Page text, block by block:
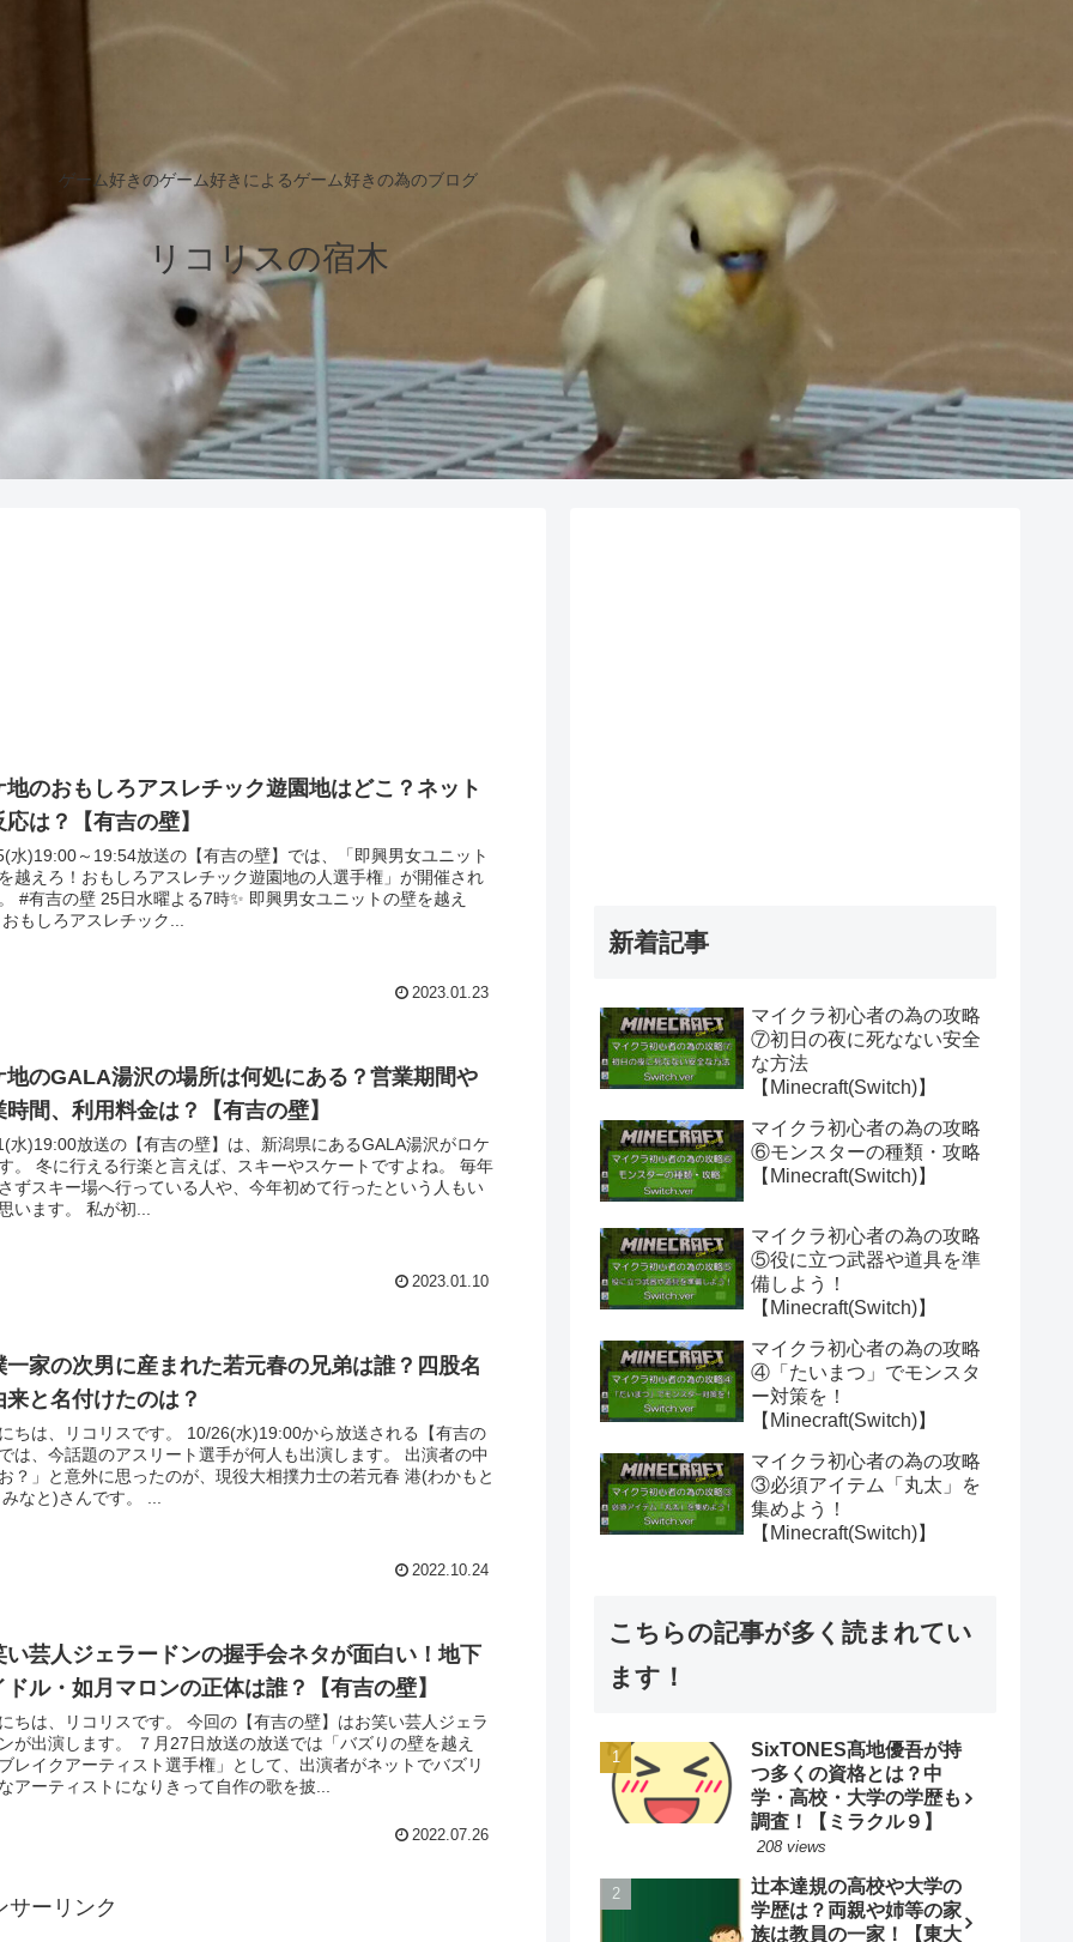
ゲーム好きのゲーム好きによるゲーム好きの為のブログ
リコリスの宿木
地のおもしろアスレチック遊園地はどこ？ネット
応は？【有吉の壁】
水)19:00～19:54放送の【有吉の壁】では、「即興男女ユニット
越えろ！おもしろアスレチック遊園地の人選手権」が開催され
ユニットの壁を越え
もしろアスレチック...
2023.01.23
地のGALA湯沢の場所は何処にある？営業期間や
時間、利用料金は？【有吉の壁】
水)19:00放送の【有吉の壁】は、新潟県にあるGALA湯沢がロケ
キーやスケートですよね。 毎年
ずスキー場へ行っている人や、今年初めて行ったという人もい
ると思います。 私が初...
2023.01.10
一家の次男に産まれた若元春の兄弟は誰？四股名
来と名付けたのは？
リコリスです。 10/26(水)19:00から放送される【有吉の
は、今話題のアスリート選手が何人も出演します。 出演者の中
？」と意外に思ったのが、現役大相撲力士の若元春 港(わかもと
なと)さんです。 ...
2022.10.24
い芸人ジェラードンの握手会ネタが面白い！地下
ドル・如月マロンの正体は誰？【有吉の壁】
リコリスです。 今回の【有吉の壁】はお笑い芸人ジェラ
す。 ７月27日放送の放送では「バズりの壁を越え
レイクアーティスト選手権」として、出演者がネットでバズリ
アーティストになりきって自作の歌を披...
2022.07.26
サーリンク
新着記事
マイクラ初心者の為の攻略
⑦初日の夜に死なない安全
な方法
【Minecraft(Switch)】
マイクラ初心者の為の攻略
⑥モンスターの種類・攻略
【Minecraft(Switch)】
マイクラ初心者の為の攻略
⑤役に立つ武器や道具を準
備しよう！
【Minecraft(Switch)】
マイクラ初心者の為の攻略
④「たいまつ」でモンスタ
ー対策を！
【Minecraft(Switch)】
マイクラ初心者の為の攻略
③必須アイテム「丸太」を
集めよう！
【Minecraft(Switch)】
こちらの記事が多く読まれてい
ます！
SixTONES髙地優吾が持
つ多くの資格とは？中
学・高校・大学の学歴も
調査！【ミラクル９】
208 views
辻本達規の高校や大学の
学歴は？両親や姉等の家
族は教員の一家！【東大